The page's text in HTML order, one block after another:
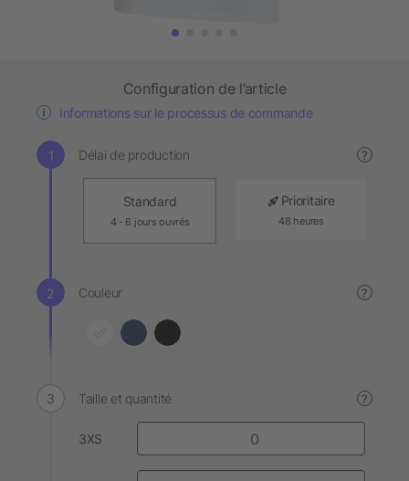
Configuration de l’article
Informations sur le processus de commande
Délai de production ?
Standard
4 - 6 jours ouvrés
Prioritaire
48 heures
Couleur ?
Taille et quantité ?
3XS